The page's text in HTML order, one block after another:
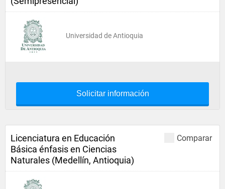
Universidad de Antioquia
Solicitar información
Comparar
Licenciatura en Educación
Básica énfasis en Ciencias
Naturales (Medellín, Antioquia)